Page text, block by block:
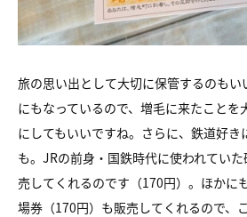
旅の思い出として大切に保管するのもい
にもなっているので、増毛に来たことを
にしてもいいですね。さらに、鉄道好き
も。JRの前身・国鉄時代に使われてい
売してくれるのです（170円）。ほかに
場券（170円）も販売してくれるので、